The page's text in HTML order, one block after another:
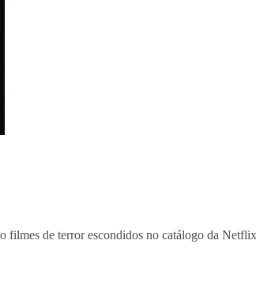
filmes de terror escondidos no catálogo da